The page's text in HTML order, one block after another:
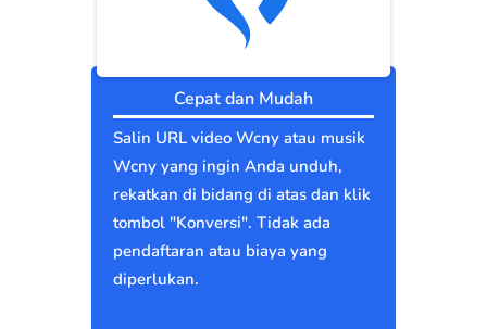
Cepat dan Mudah
Salin URL video Wcny atau musik
Wcny yang ingin Anda unduh,
rekatkan di bidang di atas dan klik
tombol "Konversi". Tidak ada
pendaftaran atau biaya yang
diperlukan.